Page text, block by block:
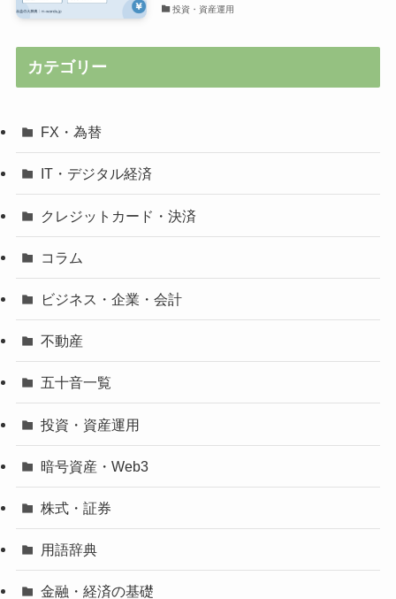
投資・資産運用
カテゴリー
FX・為替
IT・デジタル経済
クレジットカード・決済
コラム
ビジネス・企業・会計
不動産
五十音一覧
投資・資産運用
暗号資産・Web3
株式・証券
用語辞典
金融・経済の基礎